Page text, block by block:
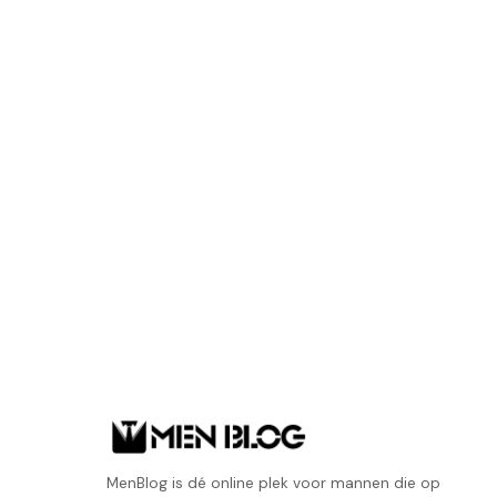
MenBlog is dé online plek voor mannen die op